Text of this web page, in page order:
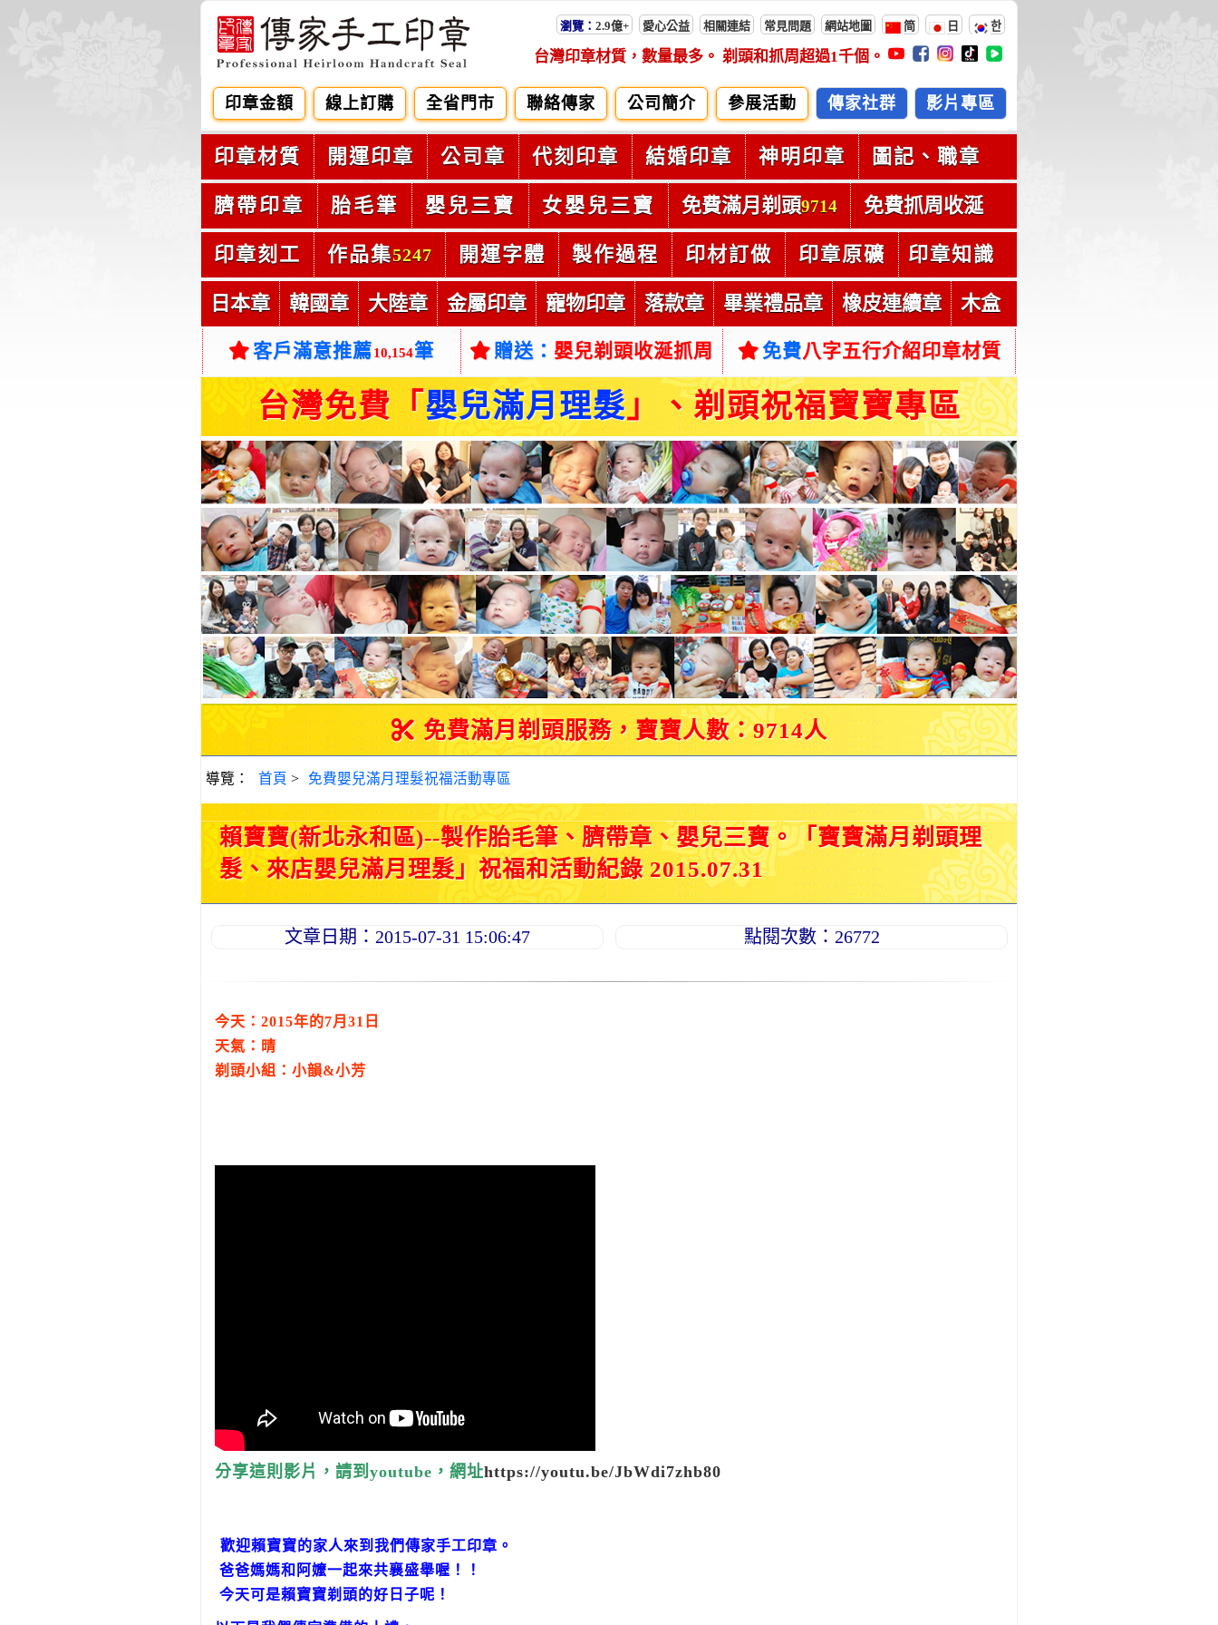
瀏覽： 2.9億+ 愛心公益 相關連結 常見問題 網站地圖 简 日 한
台灣印章材質，數量最多。 剃頭和抓周超過1千個。
印章金額 線上訂購 全省門市 聯絡傳家 公司簡介 參展活動 傳家社群 影片專區
印章材質 開運印章 公司章 代刻印章 結婚印章 神明印章 圖記、職章
臍帶印章 胎毛筆 嬰兒三寶 女嬰兒三寶 免費滿月剃頭9714 免費抓周收涎
印章刻工 作品集5247 開運字體 製作過程 印材訂做 印章原礦 印章知識
日本章 韓國章 大陸章 金屬印章 寵物印章 落款章 畢業禮品章 橡皮連續章 木盒
客戶滿意推薦10,154筆 贈送： 嬰兒剃頭收涎抓周 免費八字五行介紹印章材質
台灣免費「 嬰兒滿月理髮」、剃頭祝福寶寶專區
免費滿月剃頭服務，寶寶人數：9714人
導覽： 首頁 > 免費嬰兒滿月理髮祝福活動專區
賴寶寶(新北永和區)--製作胎毛筆、臍帶章、嬰兒三寶。「寶寶滿月剃頭理
髮、來店嬰兒滿月理髮」祝福和活動紀錄 2015.07.31
文章日期：2015-07-31 15:06:47 點閱次數：26772
今天：2015年的7月31日
天氣：晴
剃頭小組：小韻&小芳
分享這則影片，請到youtube，網址https://youtu.be/JbWdi7zhb80
歡迎賴寶寶的家人來到我們傳家手工印章。
爸爸媽媽和阿嬤一起來共襄盛舉喔！！
今天可是賴寶寶剃頭的好日子呢！